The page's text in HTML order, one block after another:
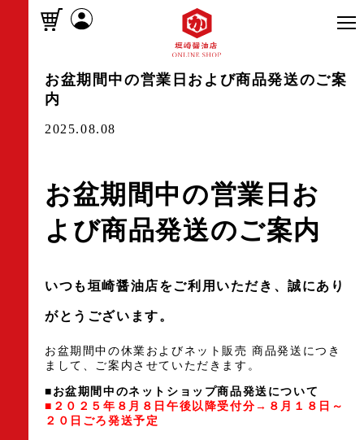
お盆期間中の営業日および商品発送のご案
内
2025.08.08
お盆期間中の営業日お
よび商品発送のご案内
いつも垣崎醤油店をご利用いただき、誠にあり
がとうございます。
お盆期間中の休業およびネット販売 商品発送につき
まして、ご案内させていただきます。
■お盆期間中のネットショップ商品発送について
■２０２５年８月８日午後以降受付分→８月１８日～
２０日ごろ発送予定